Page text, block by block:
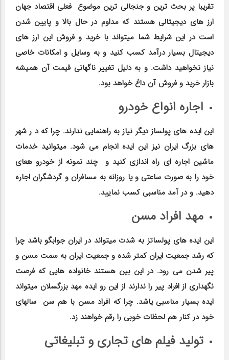
تقریبا پر بحث ترین و جنجالی ترین موضوع فعلی اقتصاد جهان
ارز های دیجیتالی هستند که مداوم در حال بالا و پایین شدن
است در این شرایط شما میتواند با خرید و فروش این ارز های
دیجیتال بسیار درآمد کسب کنید و به وسایل و امکانات خاصی
نیاز نخواهید داشت. و به دلیل تغییر ناگهانی قیمت آن همیشه
بازار خرید و فروش آن داغ خواهد بود.
اجاره انواع خودرو
این ایده های پولساز دیگر نیاز به راهنمایی ندارند. چرا که د ر شهر
های بزرگ ایران نیز این ایده انجام می شود. میتوانید خدمات
ماشین اجاره ای راه اندازی کنید و چند نمونه از خودرو هعای
خود را به صورت ساعتی و یا روزانه به مسافران و گردشگران اجاره
دهید. و در آمد مناسبی کسب نمایید.
مهد افراد مسن
این ایده های پولساتز به شدت میتواند در ایران جوابگو باشد چرا
که رشد جمعیت ایران کمتر شده و جمعیت ایران به سمت مسن و
پیر شدن می رود. در این بین هستند خانواده هایی که فرصت
نگهداری از افراد پیر را ندارند از این رو ایده مهد بزرگسلان میتواند
ایده بسیار مناسبی یاشد. چرا که افراد مسن با هم سن سالهای
خود در کنار هم لحظات خوبی را رقم خواهند زد.
تولید فیلم های تجاری و تبلیغاتی